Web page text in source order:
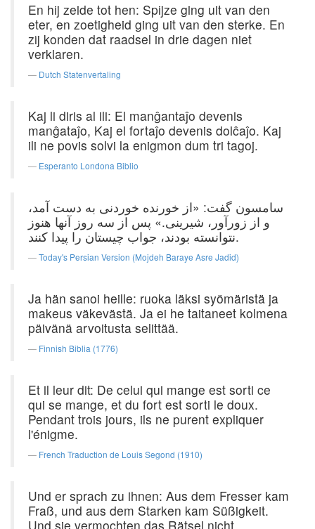
En hij zeide tot hen: Spijze ging uit van den
eter, en zoetigheid ging uit van den sterke. En
zij konden dat raadsel in drie dagen niet
verklaren.
Dutch Statenvertaling
Kaj li diris al ili: El manĝantaĵo devenis
manĝataĵo, Kaj el fortaĵo devenis dolĉaĵo. Kaj
ili ne povis solvi la enigmon dum tri tagoj.
Esperanto Londona Biblio
سامسون گفت: «از خورنده خوردنی به دست آمد،
و از زورآور، شیرینی.» پس از سه روز آنها هنوز
نتوانسته بودند، جواب چیستان را پیدا کنند.
Today's Persian Version (Mojdeh Baraye Asre Jadid)
Ja hän sanoi heille: ruoka läksi syömäristä ja
makeus väkevästä. Ja ei he taitaneet kolmena
päivänä arvoitusta selittää.
Finnish Biblia (1776)
Et il leur dit: De celui qui mange est sorti ce
qui se mange, et du fort est sorti le doux.
Pendant trois jours, ils ne purent expliquer
l'énigme.
French Traduction de Louis Segond (1910)
Und er sprach zu ihnen: Aus dem Fresser kam
Fraß, und aus dem Starken kam Süßigkeit.
Und sie vermochten das Rätsel nicht